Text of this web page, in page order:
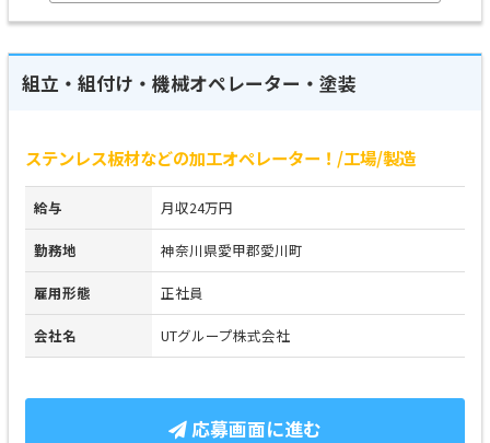
組立・組付け・機械オペレーター・塗装
ステンレス板材などの加工オペレーター！/工場/製造
給与 月収24万円
勤務地 神奈川県愛甲郡愛川町
雇用形態 正社員
会社名 UTグループ株式会社
応募画面に進む